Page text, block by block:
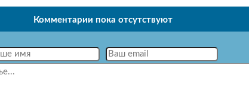
Комментарии пока отсутствуют